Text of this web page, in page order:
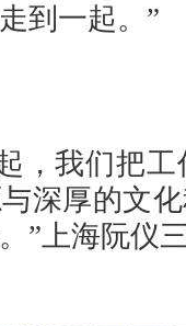
到一起。”
，我们把
深厚的文
”上海阮仪